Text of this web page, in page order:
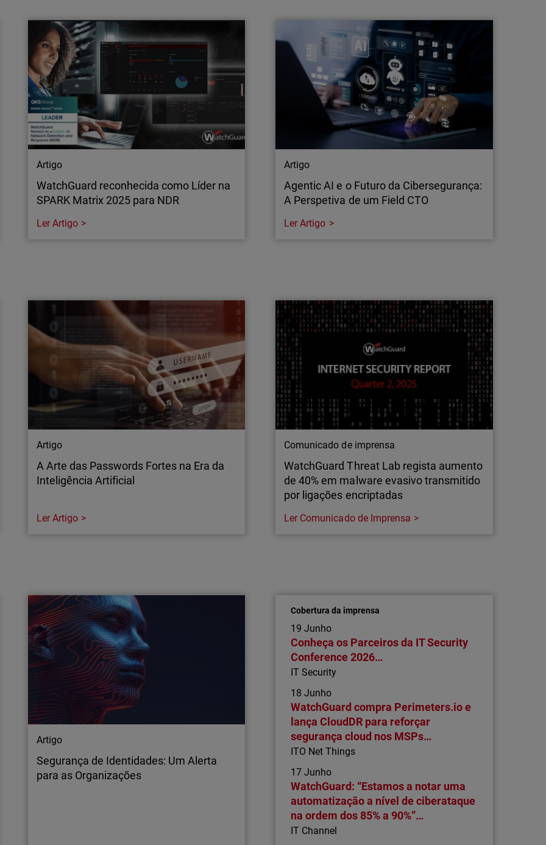
como isso afeta as
redes vizinhas.
Artigo
WatchGuard reconhecida como Líder na
SPARK Matrix 2025 para NDR
A WatchGuard foi nomeada líder na SPARK
Matrix: NDR 2025 pelo QKS Group, em
reconhecimento ao seu ThreatSync NDR
baseado em IA para detecção rápida, simples
e escalável de ameaças.
Ler Artigo
Artigo
Agentic AI e o Futuro da Cibersegurança:
A Perspetiva de um Field CTO
A Agentic AI está a mudar a cibersegurança.
Saiba como os ataques autónomos e a
defesa impulsionada pela IA irão moldar o
futuro da proteção digital.
Ler Artigo
Artigo
A Arte das Passwords Fortes na Era da
Inteligência Artificial
Saiba por que o comprimento, a exclusividade
e o monitoramento das palavras-passe são
mais importantes do que nunca, à medida que
a IA remodela a segurança cibernética. Proteja
as suas contas com estratégias mais
inteligentes.
Ler Artigo
Comunicado de imprensa
WatchGuard Threat Lab regista aumento
de 40% em malware evasivo transmitido
por ligações encriptadas
dissimulação para contornar assinaturas com
malware zero-day e a novas cadeias de
infeção baseadas em USB
Ler Comunicado de Imprensa
Artigo
Segurança de Identidades: Um Alerta
para as Organizações
Cobertura da imprensa
19 Junho
Conheça os Parceiros da IT Security
Conference 2026…
IT Security
18 Junho
WatchGuard compra Perimeters.io e
lança CloudDR para reforçar
segurança cloud nos MSPs…
ITO Net Things
17 Junho
WatchGuard: “Estamos a notar uma
automatização a nível de ciberataque
na ordem dos 85% a 90%”…
IT Channel